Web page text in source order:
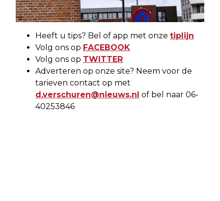
Heeft u tips? Bel of app met onze tiplijn
Volg ons op FACEBOOK
Volg ons op TWITTER
Adverteren op onze site? Neem voor de
tarieven contact op met
d.verschuren@nieuws.nl of bel naar 06-
40253846